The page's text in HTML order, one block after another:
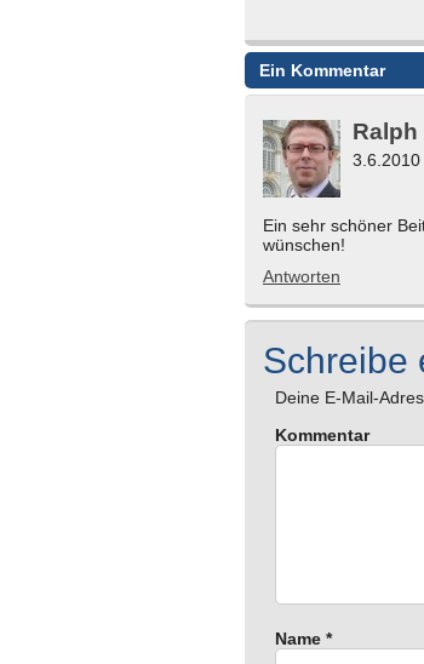
Ein Kommentar
Ralph
Ein sehr schöner
wünschen!
Antworten
Schreibe
Deine E-Mail-
Kommentar
Name *